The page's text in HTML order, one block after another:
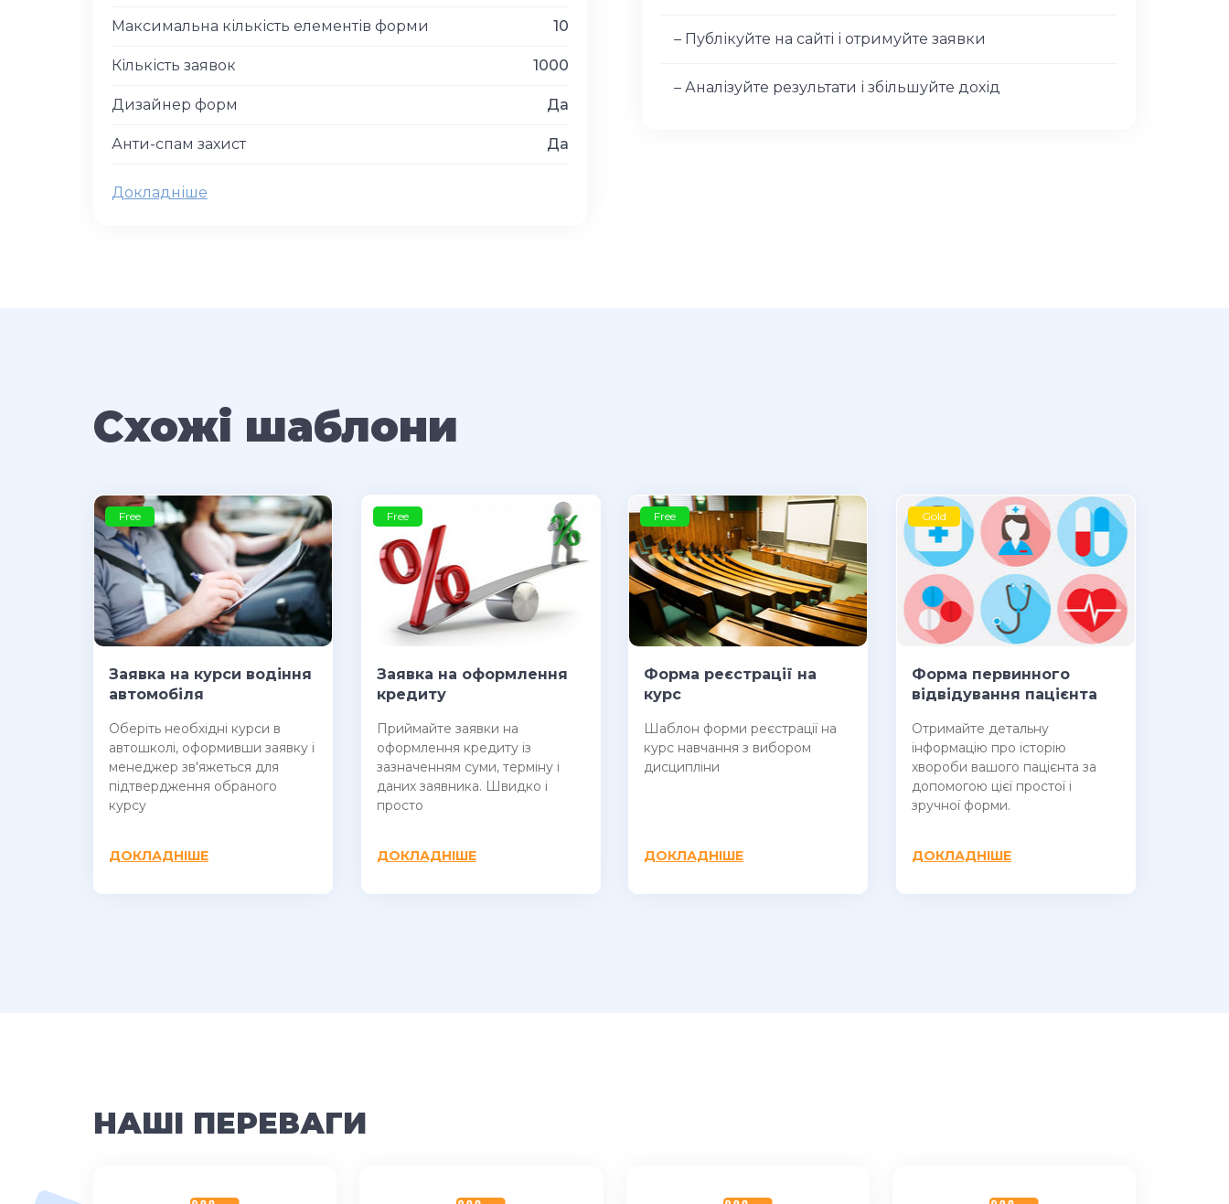
Максимальна кількість елементів форми 10
Кількість заявок 1000
Дизайнер форм Да
Анти-спам захист Да
Докладніше
– Публікуйте на сайті і отримуйте заявки
– Аналізуйте результати і збільшуйте дохід
Схожі шаблони
Free
Заявка на курси водіння
автомобіля
Оберіть необхідні курси в
автошколі, оформивши заявку і
менеджер зв'яжеться для
підтвердження обраного
курсу
ДОКЛАДНІШЕ
Free
Заявка на оформлення
кредиту
​Приймайте заявки на
оформлення кредиту із
зазначенням суми, терміну і
даних заявника. Швидко і
просто​
ДОКЛАДНІШЕ
Free
Форма реєстрації на
курс
Шаблон форми реєстрації на
курс навчання з вибором
дисципліни
ДОКЛАДНІШЕ
Gold
Форма первинного
відвідування пацієнта
Отримайте детальну
інформацію про історію
хвороби вашого пацієнта за
допомогою цієї простої і
зручної форми.
ДОКЛАДНІШЕ
НАШІ ПЕРЕВАГИ